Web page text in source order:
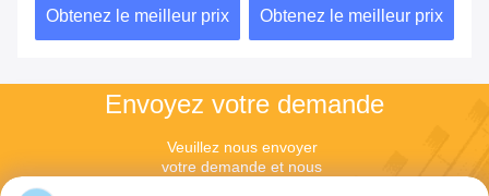
sous vide
Obtenez le meilleur prix Obtenez le meilleur prix
Envoyez votre demande
Veuillez nous envoyer
votre demande et nous